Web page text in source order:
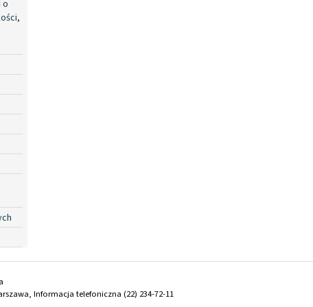
o
Informacja telefoniczna (22) 234-72-11